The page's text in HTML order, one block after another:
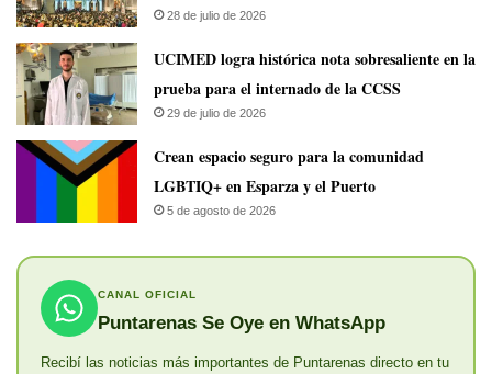
28 de julio de 2026
UCIMED logra histórica nota sobresaliente en la
prueba para el internado de la CCSS
29 de julio de 2026
Crean espacio seguro para la comunidad
LGBTIQ+ en Esparza y el Puerto
5 de agosto de 2026
CANAL OFICIAL
Puntarenas Se Oye en WhatsApp
Recibí las noticias más importantes de Puntarenas directo en tu